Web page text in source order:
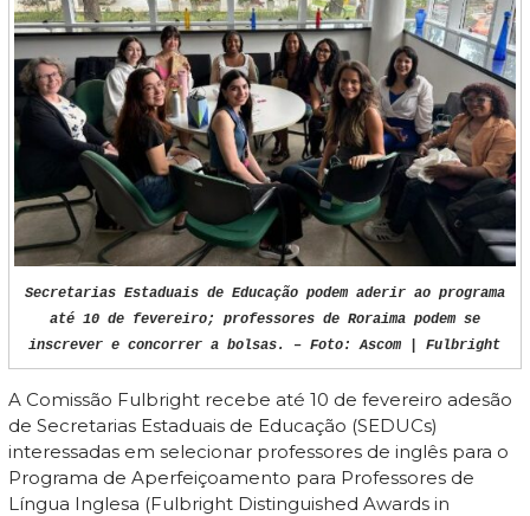
Secretarias Estaduais de Educação podem aderir ao programa
até 10 de fevereiro; professores de Roraima podem se
inscrever e concorrer a bolsas. – Foto: Ascom | Fulbright
A Comissão Fulbright recebe até 10 de fevereiro adesão
de Secretarias Estaduais de Educação (SEDUCs)
interessadas em selecionar professores de inglês para o
Programa de Aperfeiçoamento para Professores de
Língua Inglesa (Fulbright Distinguished Awards in